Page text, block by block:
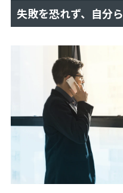
失敗を恐れず、自分